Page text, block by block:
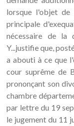
lorsque l'objet de
principale
nécessaire de la
Y...justifie que,
a abouti à ce que
cour suprême de
prononçant son
chambre
par lettre du 19
le jugement du 11